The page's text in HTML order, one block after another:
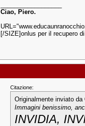
Ciao, Piero.
[/SIZE]onlus per il recupero
Citazione:
Originalmente inviato da
Immagini benissimo,
INVIDIA,